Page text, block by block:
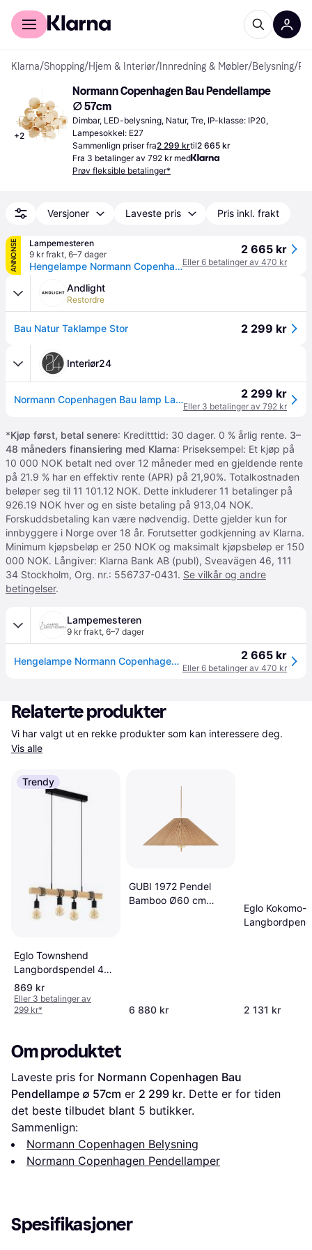
For kunder
Klarna/Shopping/Hjem & Interiør/ Innredning & Møbler/Belysning/
+2
Normann Copenhagen Bau Pendellampe
∅ 57cm
Dimbar, LED-belysning, Natur, Tre, IP-klasse: IP20,
Lampesokkel: E27
Sammenlign priser fra2 299 krtil2 665 kr
Fra 3 betalinger av 792 kr med
Prøv fleksible betalinger*
Versjoner Laveste pris Pris inkl. frakt
ANNONSE
Lampemesteren
9 kr frakt, 6–7 dager
Hengelampe Normann Copenhagen, Beige, Stue, Tre
2 665 kr
Eller 6 betalinger av 470 kr
Andlight
Restordre
Bau Natur Taklampe Stor 2 299 kr
Interiør24
Normann Copenhagen Bau lamp Large, Nature DIY 2 299 kr
Eller 3 betalinger av 792 kr
*Kjøp først, betal senere: Kreditttid: 30 dager. 0 % årlig rente. 3–
48 måneders finansiering med Klarna: Priseksempel: Et kjøp på
10 000 NOK betalt ned over 12 måneder med en gjeldende rente
på 21.9 % har en effektiv rente (APR) på 21,90%. Totalkostnaden
beløper seg til 11 101.12 NOK. Dette inkluderer 11 betalinger på
926.19 NOK hver og en siste betaling på 913,04 NOK.
Forskuddsbetaling kan være nødvendig. Dette gjelder kun for
innbyggere i Norge over 18 år. Forutsetter godkjenning av Klarna.
Minimum kjøpsbeløp er 250 NOK og maksimalt kjøpsbeløp er 150
000 NOK. Långiver: Klarna Bank AB (publ), Sveavägen 46, 111
34 Stockholm, Org. nr.: 556737-0431. Se vilkår og andre
betingelser.
Lampemesteren
9 kr frakt, 6–7 dager
Hengelampe Normann Copenhagen, Beige, Stue, Tre 2 665 kr
Eller 6 betalinger av 470 kr
Relaterte produkter
Vis alle
Trendy
Eglo Townshend
Langbordspendel 4
Lamper Svart
Pendellampe 100cm
869 kr
Eller 3 betalinger av
299 kr*
GUBI 1972 Pendel
Bamboo Ø60 cm
6 880 kr
Eglo Kokomo-Z
2 131 kr
Om produktet
Laveste pris for Normann Copenhagen Bau
Pendellampe ∅ 57cm er 2 299 kr. Dette er for tiden
det beste tilbudet blant 5 butikker.
Sammenlign:
Normann Copenhagen Belysning
Normann Copenhagen Pendellamper
Spesifikasjoner